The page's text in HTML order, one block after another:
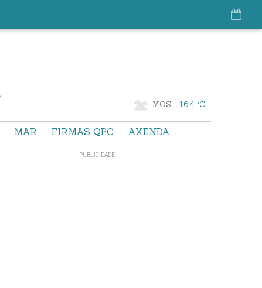
MOS 16.4 °C
MAR FIRMAS QPC AXENDA